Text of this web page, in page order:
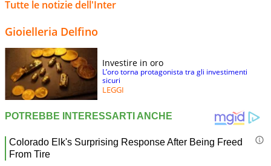
Tutte le notizie dell'Inter
Gioielleria Delfino
Investire in oro
L’oro torna protagonista tra gli investimenti
sicuri
LEGGI